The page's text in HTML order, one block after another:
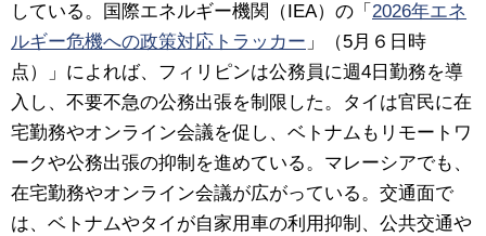
している。国際エネルギー機関（IEA）の「 2026年エネ
ルギー危機への政策対応トラッカー 」（5月６日時
点）」によれば、フィリピンは公務員に週4日勤務を導
入し、不要不急の公務出張を制限した。タイは官民に在
宅勤務やオンライン会議を促し、ベトナムもリモートワ
ークや公務出張の抑制を進めている。マレーシアでも、
在宅勤務やオンライン会議が広がっている。交通面で
は、ベトナムやタイが自家用車の利用抑制、公共交通や